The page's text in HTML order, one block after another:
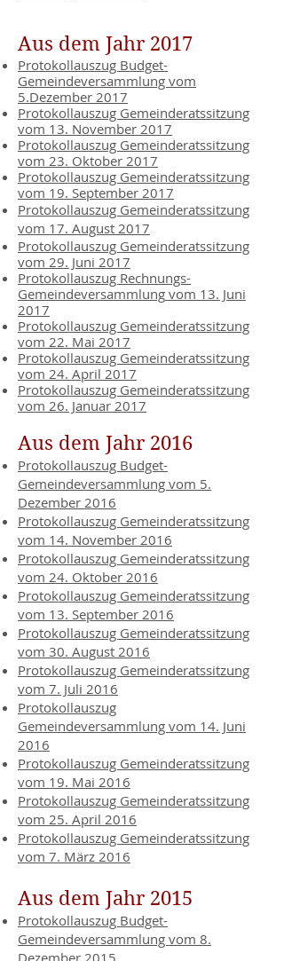
Aus dem Jahr 2017
Protokollauszug Budget-
Gemeindeversammlung vom
5.Dezember 2017
Protokollauszug Gemeinderatssitzung
vom 13. November 2017
Protokollauszug Gemeinderatssitzung
vom 23. Oktober 2017
Protokollauszug Gemeinderatssitzung
vom 19. September 2017
Protokollauszug Gemeinderatssitzung
vom 17. August 2017
Protokollauszug Gemeinderatssitzung
vom 29. Juni 2017
Protokollauszug Rechnungs-
Gemeindeversammlung vom 13. Juni
2017
Protokollauszug Gemeinderatssitzung
vom 22. Mai 2017
Protokollauszug Gemeinderatssitzung
vom 24. April 2017
Protokollauszug Gemeinderatssitzung
vom 26. Januar 2017
Aus dem Jahr 2016
Protokollauszug Budget-
Gemeindeversammlung vom 5.
Dezember 2016
Protokollauszug Gemeinderatssitzung
vom 14. November 2016
Protokollauszug Gemeinderatssitzung
vom 24. Oktober 2016
Protokollauszug Gemeinderatssitzung
vom 13. September 2016
Protokollauszug Gemeinderatssitzung
vom 30. August 2016
Protokollauszug Gemeinderatssitzung
vom 7. Juli 2016
Protokollauszug
Gemeindeversammlung vom 14. Juni
2016
Protokollauszug Gemeinderatssitzung
vom 19. Mai 2016
Protokollauszug Gemeinderatssitzung
vom 25. April 2016
Protokollauszug Gemeinderatssitzung
vom 7. März 2016
Aus dem Jahr 2015
Protokollauszug Budget-
Gemeindeversammlung vom 8.
Dezember 2015